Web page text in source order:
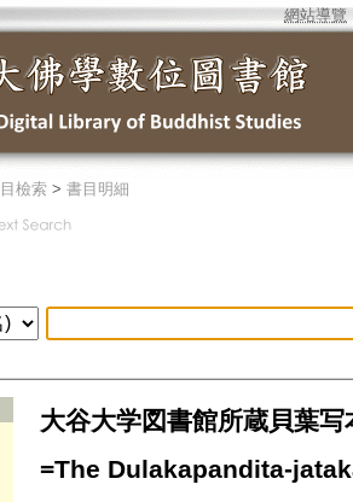
網站導覽
檢索 > 書目明細
大谷大学図書館所蔵貝葉
=The Dulakapandita-